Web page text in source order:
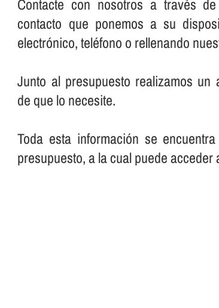
Contacte con nosotros a través
contacto que ponemos a su
electrónico, teléfono o rellenando
Junto al presupuesto realizamos un
de que lo necesite.
Toda esta información se
presupuesto, a la cual puede